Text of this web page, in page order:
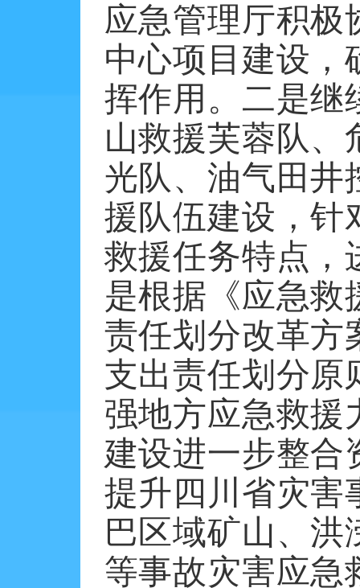
应急管理厅积极
中心项目建设，
挥作用。二是继
山救援芙蓉队、
光队、油气田井
援队伍建设，针
救援任务特点，
是根据《应急救
责任划分改革方
支出责任划分原
强地方应急救援
建设进一步整合
提升四川省灾害
巴区域矿山、
等事故灾害应急